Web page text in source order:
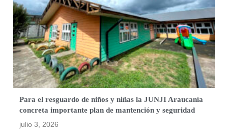
Para el resguardo de niños y niñas la JUNJI Araucanía
concreta importante plan de mantención y seguridad
julio 3, 2026